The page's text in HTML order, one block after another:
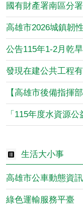
國有財產署南區分
高雄市2026城鎮韌
公告115年1-2月乾
發現在建公共工程
【高雄市後備指揮
「115年度水資源
生活大小事
高雄市公車動態資
綠色運輸服務平臺